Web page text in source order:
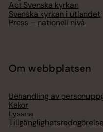
Act Svenska kyrkan
Svenska kyrkan i utlandet
Press – nationell nivå
Om webbplatsen
Behandling av
Kakor
Lyssna
Tillgänglighetsredogörelse